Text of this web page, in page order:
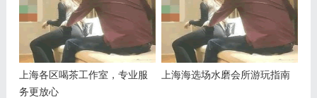
上海各区喝茶工作室，专业服
务更放心
上海海选场水磨会所游玩指南